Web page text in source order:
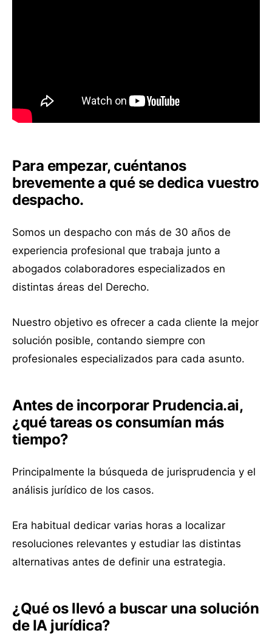
Para empezar, cuéntanos
brevemente a qué se dedica vuestro
despacho.
Somos un despacho con más de 30 años de
experiencia profesional que trabaja junto a
abogados colaboradores especializados en
distintas áreas del Derecho.
Nuestro objetivo es ofrecer a cada cliente la mejor
solución posible, contando siempre con
profesionales especializados para cada asunto.
Antes de incorporar Prudencia.ai,
¿qué tareas os consumían más
tiempo?
Principalmente la búsqueda de jurisprudencia y el
análisis jurídico de los casos.
Era habitual dedicar varias horas a localizar
resoluciones relevantes y estudiar las distintas
alternativas antes de definir una estrategia.
¿Qué os llevó a buscar una solución
de IA jurídica?